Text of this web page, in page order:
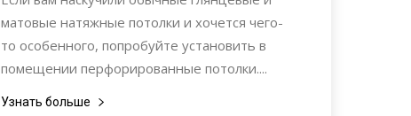
матовые натяжные потолки и хочется чего-
то особенного, попробуйте установить в
помещении перфорированные потолки....
Узнать больше